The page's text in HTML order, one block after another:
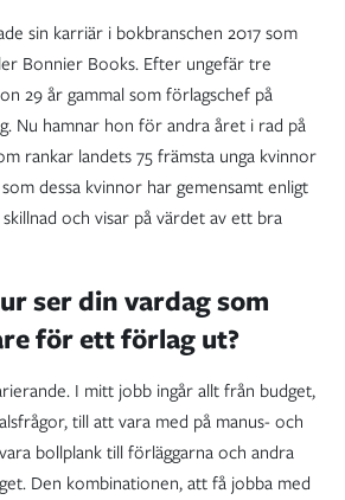
sin karriär i bokbranschen 2017 som
Bonnier Books. Efter ungefär tre
29 år gammal som förlagschef på
Nu hamnar hon för andra året i rad på
rankar landets 75 främsta unga kvinnor
dessa kvinnor har gemensamt enligt
och visar på värdet av ett bra
ser din vardag som
för ett förlag ut?
I mitt jobb ingår allt från budget,
till att vara med på manus- och
bollplank till förläggarna och andra
Den kombinationen, att få jobba med